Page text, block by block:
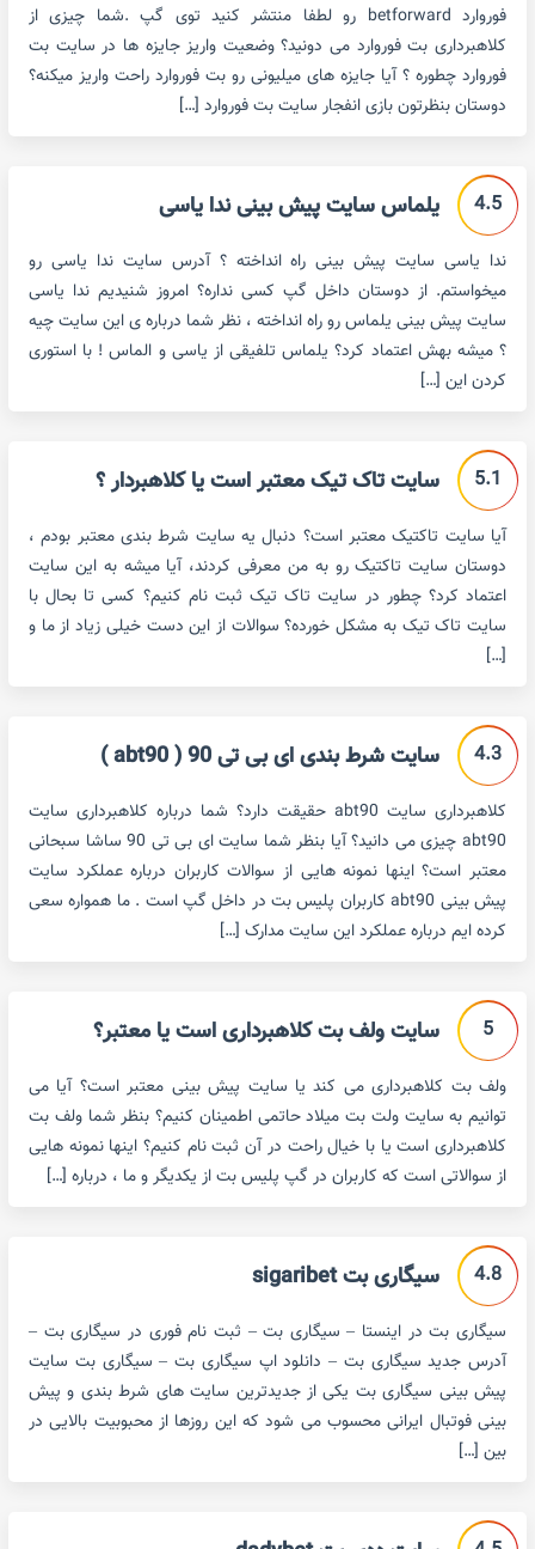
فوروارد betforward رو لطفا منتشر کنید توی گپ .شما چیزی از
کلاهبرداری بت فوروارد می دونید؟ وضعیت واریز جایزه ها در سایت بت
فوروارد چطوره ؟ آیا جایزه های میلیونی رو بت فوروارد راحت واریز میکنه؟
دوستان بنظرتون بازی انفجار سایت بت فوروارد […]
4.5 یلماس سایت پیش بینی ندا یاسی
ندا یاسی سایت پیش بینی راه انداخته ؟ آدرس سایت ندا یاسی رو
میخواستم. از دوستان داخل گپ کسی نداره؟ امروز شنیدیم ندا یاسی
سایت پیش بینی یلماس رو راه انداخته ، نظر شما درباره ی این سایت چیه
؟ میشه بهش اعتماد کرد؟ یلماس تلفیقی از یاسی و الماس ! با استوری
کردن این […]
5.1 سایت تاک تیک معتبر است یا کلاهبردار ؟
آیا سایت تاکتیک معتبر است؟ دنبال یه سایت شرط بندی معتبر بودم ،
دوستان سایت تاکتیک رو به من معرفی کردند، آیا میشه به این سایت
اعتماد کرد؟ چطور در سایت تاک تیک ثبت نام کنیم؟ کسی تا بحال با
سایت تاک تیک به مشکل خورده؟ سوالات از این دست خیلی زیاد از ما و
[…]
4.3 سایت شرط بندی ای بی تی 90 ( abt90 )
کلاهبرداری سایت abt90 حقیقت دارد؟ شما درباره کلاهبرداری سایت
abt90 چیزی می دانید؟ آیا بنظر شما سایت ای بی تی 90 ساشا سبحانی
معتبر است؟ اینها نمونه هایی از سوالات کاربران درباره عملکرد سایت
پیش بینی abt90 کاربران پلیس بت در داخل گپ است . ما همواره سعی
کرده ایم درباره عملکرد این سایت مدارک […]
5 سایت ولف بت کلاهبرداری است یا معتبر؟
ولف بت کلاهبرداری می کند یا سایت پیش بینی معتبر است؟ آیا می
توانیم به سایت ولت بت میلاد حاتمی اطمینان کنیم؟ بنظر شما ولف بت
کلاهبرداری است یا با خیال راحت در آن ثبت نام کنیم؟ اینها نمونه هایی
از سوالاتی است که کاربران در گپ پلیس بت از یکدیگر و ما ، درباره […]
4.8 سیگاری بت sigaribet
سیگاری بت در اینستا – سیگاری بت – ثبت نام فوری در سیگاری بت –
آدرس جدید سیگاری بت – دانلود اپ سیگاری بت – سیگاری بت سایت
پیش بینی سیگاری بت یکی از جدیدترین سایت های شرط بندی و پیش
بینی فوتبال ایرانی محسوب می شود که این روزها از محبوبیت بالایی در
بین […]